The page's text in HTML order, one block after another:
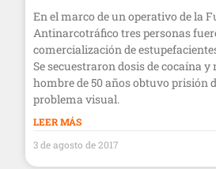
En el marco de un operativo de la
Antinarcotráfico tres personas
comercialización de
Se secuestraron dosis de cocaína
hombre de 50 años obtuvo prisión
problema visual.
LEER MÁS
3 de agosto de 2017